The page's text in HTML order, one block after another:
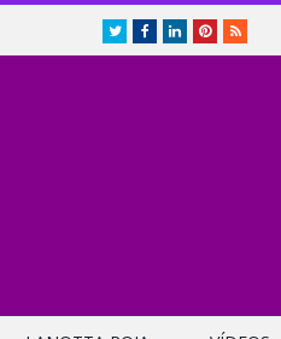
TwitterFacebookLinkedInPinterest
RSS